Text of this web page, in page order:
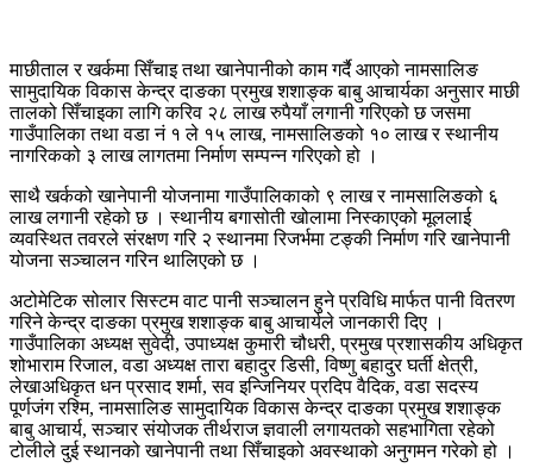
माछीताल र खर्कमा सिँचाइ तथा खानेपानीको काम गर्दै आएको नामसालिङ
सामुदायिक विकास केन्द्र दाङका प्रमुख शशाङ्क बाबु आचार्यका अनुसार माछी
तालको सिँचाइका लागि करिव २८ लाख रुपैयाँ लगानी गरिएको छ जसमा
गाउँपालिका तथा वडा नं १ ले १५ लाख, नामसालिङको १० लाख र स्थानीय
नागरिकको ३ लाख लागतमा निर्माण सम्पन्न गरिएको हो ।
साथै खर्कको खानेपानी योजनामा गाउँपालिकाको ९ लाख र नामसालिङको ६
लाख लगानी रहेको छ । स्थानीय बगासोती खोलामा निस्काएको मूललाई
व्यवस्थित तवरले संरक्षण गरि २ स्थानमा रिजर्भमा टङ्की निर्माण गरि खानेपानी
योजना सञ्चालन गरिन थालिएको छ ।
अटोमेटिक सोलार सिस्टम वाट पानी सञ्चालन हुने प्रविधि मार्फत पानी वितरण
गरिने केन्द्र दाङका प्रमुख शशाङ्क बाबु आचार्यले जानकारी दिए ।
गाउँपालिका अध्यक्ष सुवेदी, उपाध्यक्ष कुमारी चौधरी, प्रमुख प्रशासकीय अधिकृत
शोभाराम रिजाल, वडा अध्यक्ष तारा बहादुर डिसी, विष्णु बहादुर घर्ती क्षेत्री,
लेखाअधिकृत धन प्रसाद शर्मा, सव इन्जिनियर प्रदिप वैदिक, वडा सदस्य
पूर्णजंग रश्मि, नामसालिङ सामुदायिक विकास केन्द्र दाङका प्रमुख शशाङ्क
बाबु आचार्य, सञ्चार संयोजक तीर्थराज ज्ञवाली लगायतको सहभागिता रहेको
टोलीले दुई स्थानको खानेपानी तथा सिँचाइको अवस्थाको अनुगमन गरेको हो ।